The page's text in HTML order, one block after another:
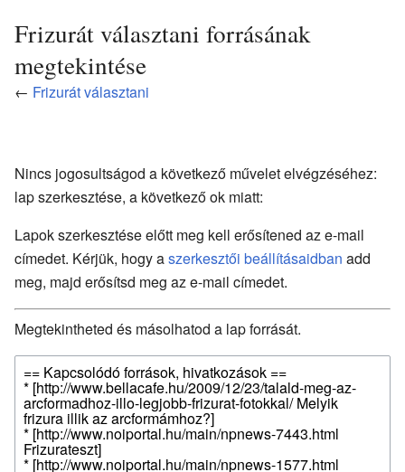
Frizurát választani forrásának
megtekintése
← Frizurát választani
Nincs jogosultságod a következő művelet elvégzéséhez:
lap szerkesztése, a következő ok miatt:
Lapok szerkesztése előtt meg kell erősítened az e-mail
címedet. Kérjük, hogy aszerkesztői beállításaidban add
meg, majd erősítsd meg az e-mail címedet.
Megtekintheted és másolhatod a lap forrását.